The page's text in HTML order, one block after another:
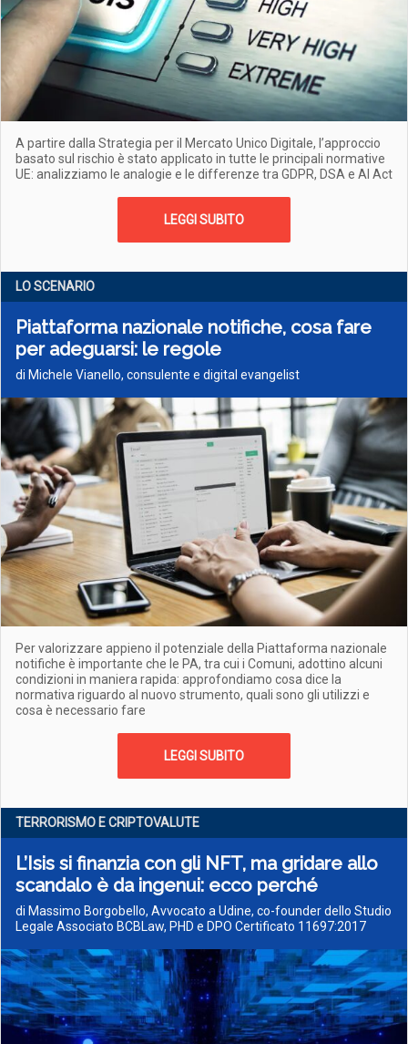
A partire dalla Strategia per il Mercato Unico Digitale, l’approccio
basato sul rischio è stato applicato in tutte le principali normative
UE: analizziamo le analogie e le differenze tra GDPR, DSA e AI Act
LEGGI SUBITO
LO SCENARIO
Piattaforma nazionale notifiche, cosa fare
per adeguarsi: le regole
di Michele Vianello, consulente e digital evangelist
Per valorizzare appieno il potenziale della Piattaforma nazionale
notifiche è importante che le PA, tra cui i Comuni, adottino alcuni
condizioni in maniera rapida: approfondiamo cosa dice la
normativa riguardo al nuovo strumento, quali sono gli utilizzi e
cosa è necessario fare
LEGGI SUBITO
TERRORISMO E CRIPTOVALUTE
L’Isis si finanzia con gli NFT, ma gridare allo
scandalo è da ingenui: ecco perché
di Massimo Borgobello, Avvocato a Udine, co-founder dello Studio
Legale Associato BCBLaw, PHD e DPO Certificato 11697:2017